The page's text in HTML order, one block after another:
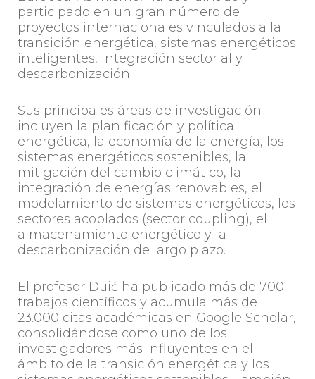
participado en un gran número de
proyectos internacionales vinculados a la
transición energética, sistemas energéticos
inteligentes, integración sectorial y
descarbonización.
Sus principales áreas de investigación
incluyen la planificación y política
energética, la economía de la energía, los
sistemas energéticos sostenibles, la
mitigación del cambio climático, la
integración de energías renovables, el
modelamiento de sistemas energéticos, los
sectores acoplados (sector coupling), el
almacenamiento energético y la
descarbonización de largo plazo.
El profesor Duić ha publicado más de 700
trabajos científicos y acumula más de
23.000 citas académicas en Google Scholar,
consolidándose como uno de los
investigadores más influyentes en el
ámbito de la transición energética y los